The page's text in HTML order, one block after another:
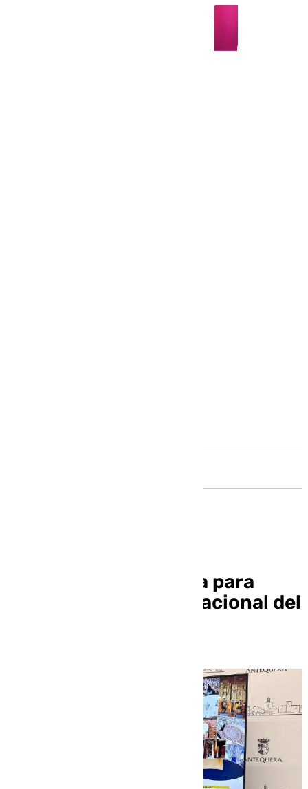
Antequera se prepara para
celebrar el Día Internacional del